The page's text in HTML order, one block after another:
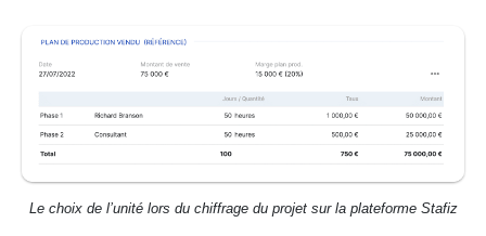
Le choix de l’unité lors du chiffrage du projet sur la plateforme Stafiz